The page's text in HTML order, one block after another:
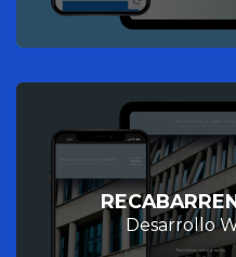
Desarrollo